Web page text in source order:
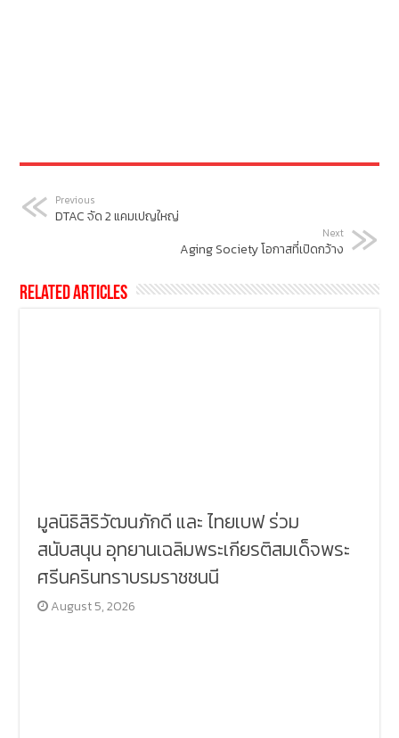
Previous
DTAC จัด 2 แคมเปญใหญ่
Next
Aging Society โอกาสที่เปิดกว้าง
Related Articles
มูลนิธิสิริวัฒนภักดี และ ไทยเบฟ ร่วม
สนับสนุน อุทยานเฉลิมพระเกียรติสมเด็จพระ
ศรีนครินทราบรมราชชนนี
August 5, 2026